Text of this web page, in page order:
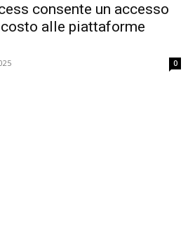
consente un accesso
alle piattaforme
0